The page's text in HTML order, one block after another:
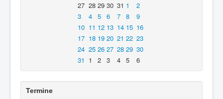
27 28 29 30 31 1
2
3
4 5 6 7 8
9
10 11 12 13 14 15 16
17 18 19 20 21 22 23
24 25 26 27 28 29 30
31 1 2 3 4 5 6
Termine